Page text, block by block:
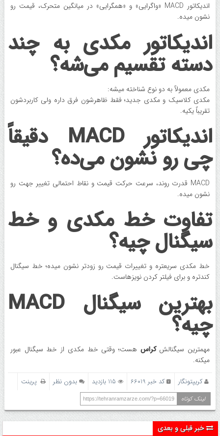
اندیکاتور MACD «واگرایی» و «همگرایی» در میانگین متحرک، قیمت رو
نشون میده.
اندیکاتور مکدی به چند
دسته تقسیم می‌شه؟
مکدی معمولاً به دو نوع شناخته میشه:
مکدی کلاسیک و مکدی جدید؛ فقط ظاهرشون فرق داره ولی کاربردشون
تقریباً یکیه.
اندیکاتور MACD دقیقاً
چی رو نشون می‌ده؟
MACD قدرت روند، سرعت حرکت قیمت و نقاط احتمالی تغییر جهت رو
نشون میده.
تفاوت خط مکدی و خط
سیگنال چیه؟
خط مکدی سریعتره و تغییرات قیمت رو زودتر نشون میده؛ خط سیگنال
کندتره و برای فیلتر کردن نویزهاست.
بهترین سیگنال MACD
چیه؟
مهمترین سیگنالشکراس هست؛ وقتی خط مکدی از خط سیگنال عبور
میکنه.
کریپتونگار کد خبر 66019 115 بازدید بدون نظر پرینت
لینک کوتاه https://tehranramzarze.com/?p=66019
خبر قبلی و بعدی